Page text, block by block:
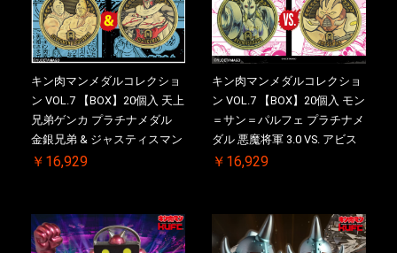
キン肉マンメダルコレクショ
ン VOL.7 【BOX】20個入 天上
兄弟ゲンカ プラチナメダル
金銀兄弟 & ジャスティスマン
2.0 初回シリアルNO.入 ケース
￥16,929
キン肉マンメダルコレクショ
ン VOL.7 【BOX】20個入 モン
＝サン＝パルフェ プラチナメ
ダル 悪魔将軍 3.0 VS. アビス
マン 初回シリアルNO.入 ケー
￥16,929